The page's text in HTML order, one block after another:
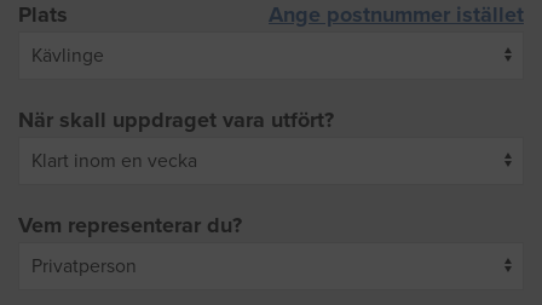
Plats Ange postnummer istället
När skall uppdraget vara utfört?
Vem representerar du?